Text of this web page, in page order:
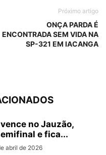
Próximo artigo
ONÇA PARDA É
ENCONTRADA SEM VIDA NA
SP-321 EM IACANGA
no Jauzão,
e fica...
abril de 2026